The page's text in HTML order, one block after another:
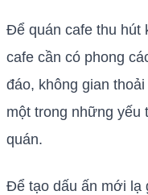
Để quán cafe thu hút
cafe cần có phong
đáo, không gian
một trong những yếu
quán.
Để tạo dấu ấn mới lạ